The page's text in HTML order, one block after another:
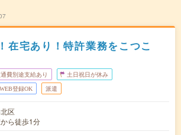
在宅あり！特許業務をこつこ
費別途支給あり 土日祝日が休み
WEB登録OK 派遣
区
ら徒歩1分